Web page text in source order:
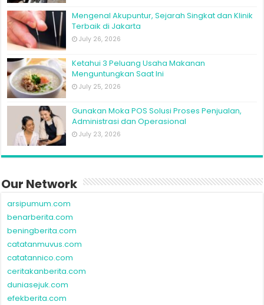
Mengenal Akupuntur, Sejarah Singkat dan Klinik
Terbaik di Jakarta
July 26, 2026
Ketahui 3 Peluang Usaha Makanan
Menguntungkan Saat Ini
July 25, 2026
Gunakan Moka POS Solusi Proses Penjualan,
Administrasi dan Operasional
July 23, 2026
Our Network
arsipumum.com
benarberita.com
beningberita.com
catatanmuvus.com
catatannico.com
ceritakanberita.com
duniasejuk.com
efekberita.com